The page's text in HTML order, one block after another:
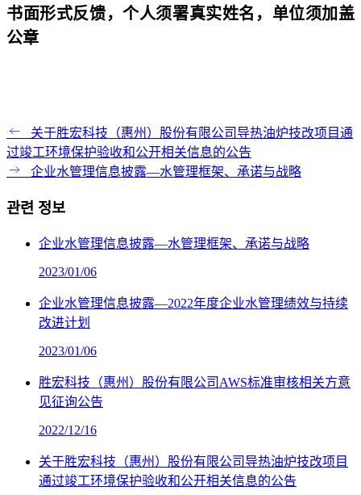
书面形式反馈，个人须署真实姓名，单位须加盖
公章
关于胜宏科技（惠州）股份有限公司导热油炉技改项目通
过竣工环境保护验收和公开相关信息的公告
企业水管理信息披露—水管理框架、承诺与战略
관련 정보
企业水管理信息披露—水管理框架、承诺与战略
2023/01/06
企业水管理信息披露—2022年度企业水管理绩效与持续
改进计划
2023/01/06
胜宏科技（惠州）股份有限公司AWS标准审核相关方意
见征询公告
2022/12/16
关于胜宏科技（惠州）股份有限公司导热油炉技改项目
通过竣工环境保护验收和公开相关信息的公告